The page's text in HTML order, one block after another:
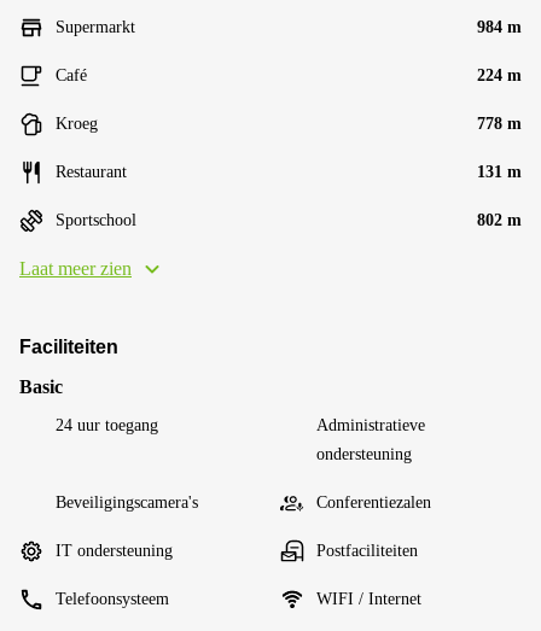
Supermarkt 984 m
Café 224 m
Kroeg 778 m
Restaurant 131 m
Sportschool 802 m
Laat meer zien
Faciliteiten
Basic
24 uur toegang
Administratieve
ondersteuning
Beveiligingscamera's Conferentiezalen
IT ondersteuning Postfaciliteiten
Telefoonsysteem WIFI / Internet